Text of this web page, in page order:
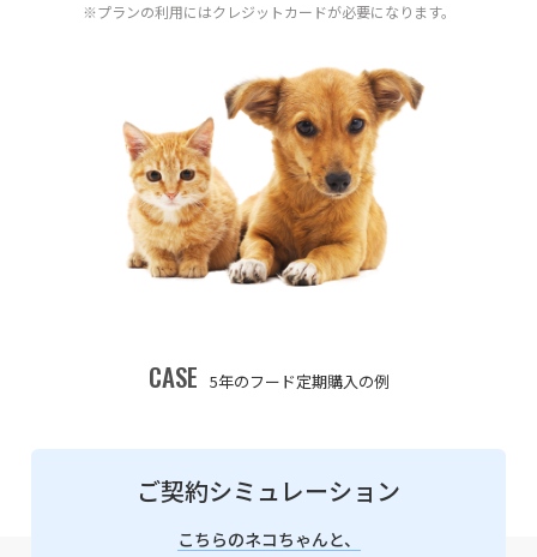
※プランの利用にはクレジットカードが必要になります。
CASE 5年のフード定期購入の例
ご契約シミュレーション
こちらのネコちゃんと、